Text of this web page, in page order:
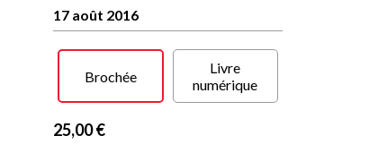
17 août 2016
Brochée
Livre
numérique
25,00 €